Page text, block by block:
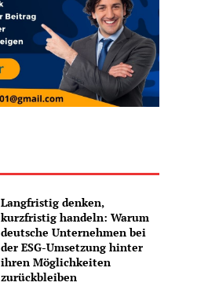
Langfristig denken,
kurzfristig handeln: Warum
deutsche Unternehmen bei
der ESG-Umsetzung hinter
ihren Möglichkeiten
zurückbleiben